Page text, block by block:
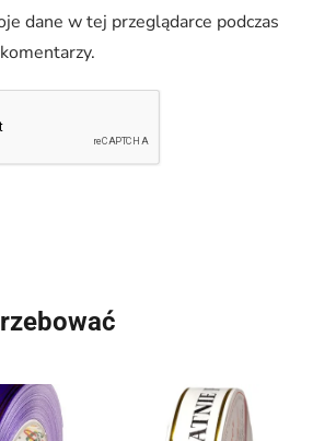
dane w tej przeglądarce podczas